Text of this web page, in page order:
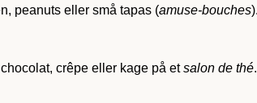
peanuts eller små tapas (amuse-bouches
crêpe eller kage på etsalon de thé